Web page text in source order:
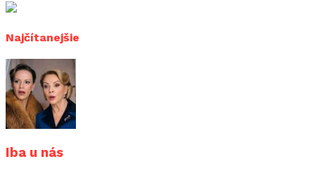
Najčítanejšie
Iba u nás